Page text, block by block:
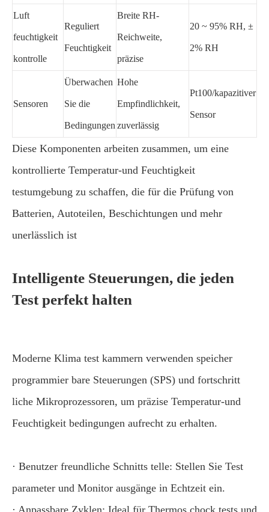
Luft
feuchtigkeit
kontrolle
Reguliert
Feuchtigkeit
Breite RH-
Reichweite,
präzise
20 ~ 95% RH, ±
2% RH
Sensoren
Überwachen
Sie die
Bedingungen
Hohe
Empfindlichkeit,
zuverlässig
Pt100/kapazitiver
Sensor
Diese Komponenten arbeiten zusammen, um eine
kontrollierte Temperatur-und Feuchtigkeit
testumgebung zu schaffen, die für die Prüfung von
Batterien, Autoteilen, Beschichtungen und mehr
unerlässlich ist
Intelligente Steuerungen, die jeden
Test perfekt halten
Moderne Klima test kammern verwenden speicher
programmier bare Steuerungen (SPS) und fortschritt
liche Mikroprozessoren, um präzise Temperatur-und
Feuchtigkeit bedingungen aufrecht zu erhalten.
· Benutzer freundliche Schnitts telle: Stellen Sie Test
parameter und Monitor ausgänge in Echtzeit ein.
· Anpassbare Zyklen: Ideal für Thermos chock tests und